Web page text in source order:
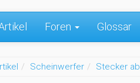
Foren Glossar
Scheinwerfer Stecker